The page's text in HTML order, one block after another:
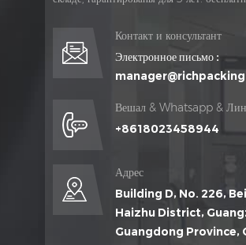
Контакт и консультант
Электронное письмо :
Вешал & Whatsapp &
+8618023458944
Адрес
Building D, No. 226,
Haizhu District,
Guangdong Province,